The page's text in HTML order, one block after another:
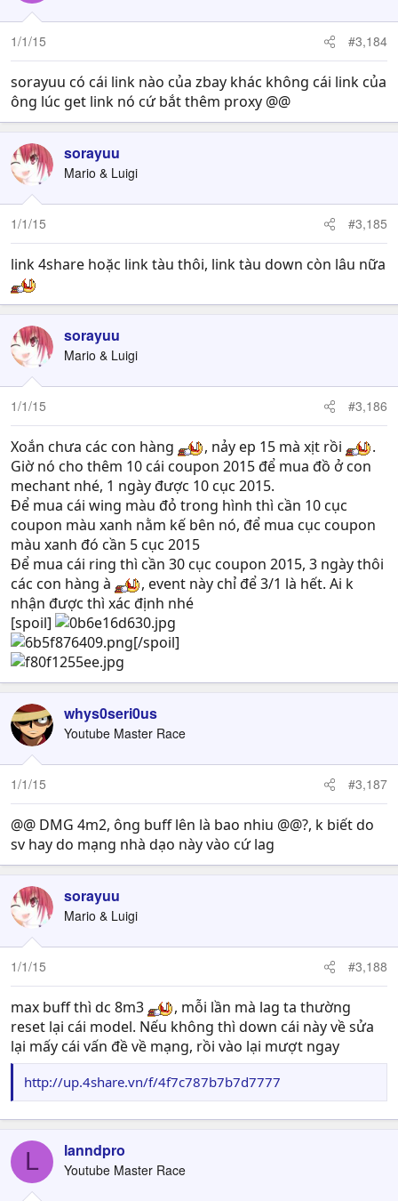
1/1/15 #3,184
sorayuu có cái link nào của zbay khác không cái link của
ông lúc get link nó cứ bắt thêm proxy @@
sorayuu
Mario & Luigi
1/1/15 #3,185
link 4share hoặc link tàu thôi, link tàu down còn lâu nữa
sorayuu
Mario & Luigi
1/1/15 #3,186
Xoắn chưa các con hàng , nảy ep 15 mà xịt rồi
.
Giờ nó cho thêm 10 cái coupon 2015 để mua đồ ở con
mechant nhé, 1 ngày được 10 cục 2015.
Để mua cái wing màu đỏ trong hình thì cần 10 cục
coupon màu xanh nằm kế bên nó, để mua cục coupon
màu xanh đó cần 5 cục 2015
Để mua cái ring thì cần 30 cục coupon 2015, 3 ngày thôi
các con hàng à
, event này chỉ để 3/1 là hết. Ai k
nhận được thì xác định nhé
[spoil]
[/spoil]
whys0seri0us
Youtube Master Race
1/1/15 #3,187
@@ DMG 4m2, ông buff lên là bao nhiu @@?, k biết do
sv hay do mạng nhà dạo này vào cứ lag
sorayuu
Mario & Luigi
1/1/15 #3,188
max buff thì dc 8m3
, mỗi lần mà lag ta thường
reset lại cái model. Nếu không thì down cái này về sửa
lại mấy cái vấn đề về mạng, rồi vào lại mượt ngay
http://up.4share.vn/f/4f7c787b7b7d7777
L lanndpro
Youtube Master Race